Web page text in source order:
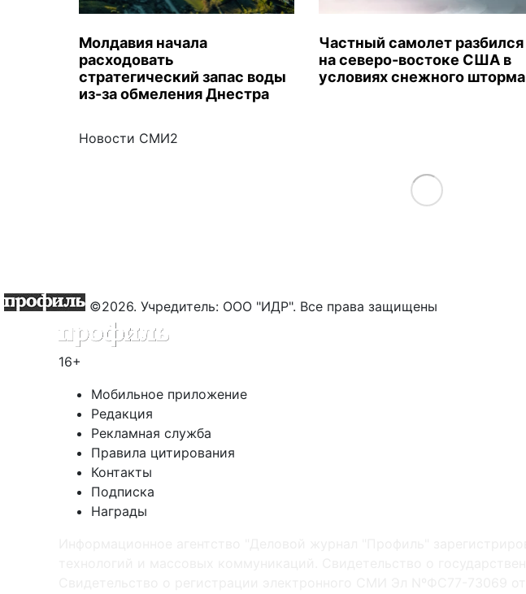
Молдавия начала
расходовать
стратегический запас воды
из-за обмеления Днестра
Частный самолет разбился
на северо-востоке США в
условиях снежного шторма
Новости СМИ2
Load More
©2026. Учредитель: ООО "ИДР". Все права защищены
16+
Мобильное приложение
Редакция
Рекламная служба
Правила цитирования
Контакты
Подписка
Награды